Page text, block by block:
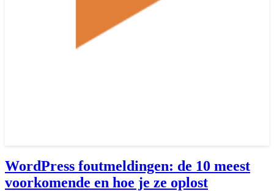
WordPress foutmeldingen: de 10 meest
voorkomende en hoe je ze oplost